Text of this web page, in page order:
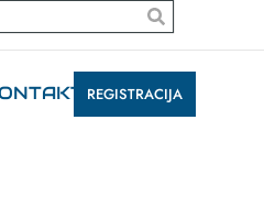
REGISTRACIJA